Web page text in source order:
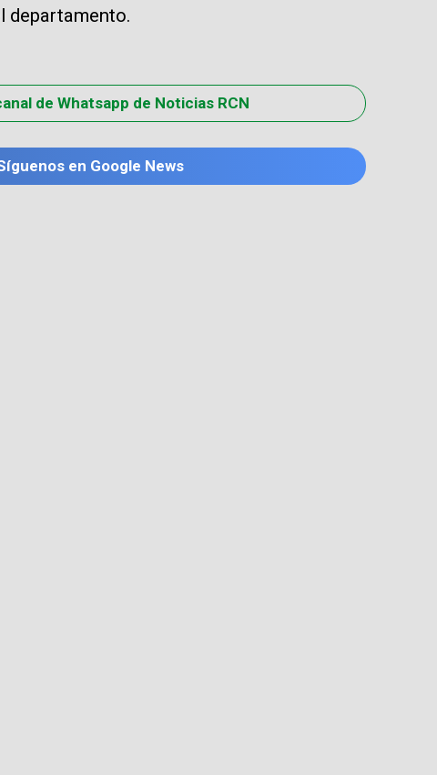
departamento.
de Whatsapp de Noticias RCN
en Google News